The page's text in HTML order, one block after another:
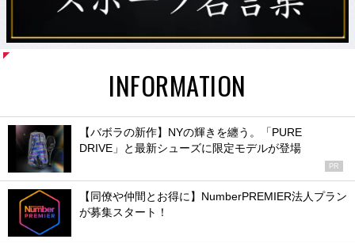
INFORMATION
【バボラの新作】NYの輝きを纏う。「PURE
DRIVE」と最新シューズに限定モデルが登場
PR
【同僚や仲間とお得に】NumberPREMIER法人プラン
が募集スタート！